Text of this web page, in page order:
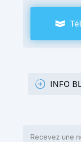
INFO
Recevez une